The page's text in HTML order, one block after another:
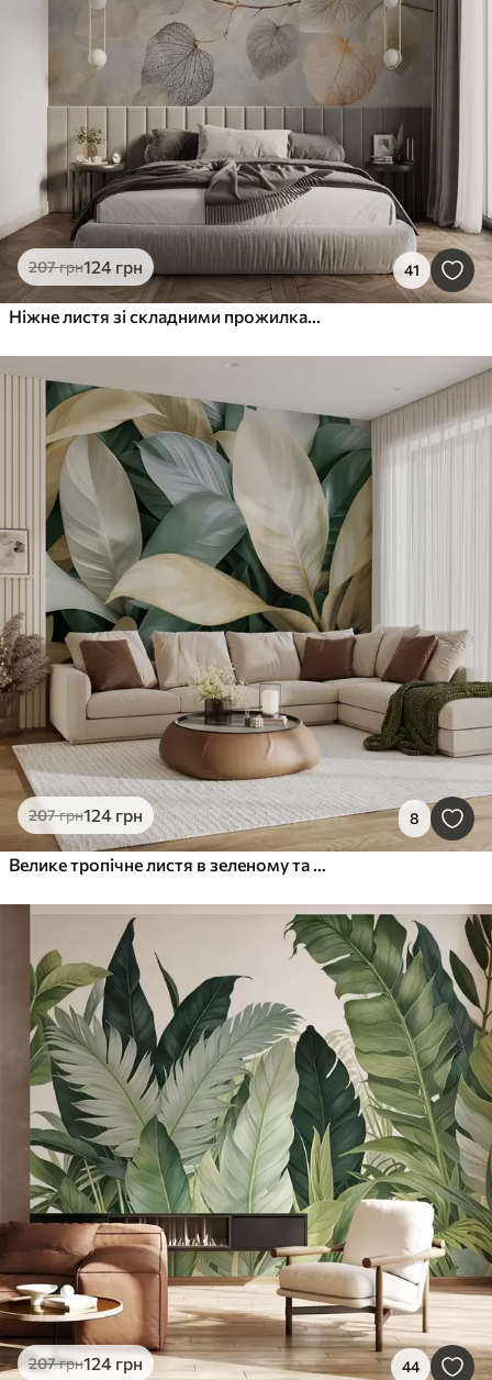
207грн124 грн 41
Ніжне листя зі складними прожилками та м'якими, приглушеними кольорами на блідому фактурному тлі
207грн124 грн 8
Велике тропічне листя в зеленому та бежевому кольорах
207грн124 грн 44